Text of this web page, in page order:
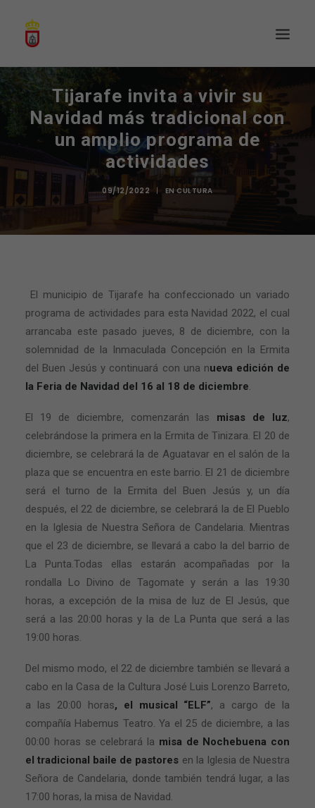
Tijarafe invita a vivir su
Navidad más tradicional con
un amplio programa de
actividades
09/12/2022 | ENCULTURA
El municipio de Tijarafe ha confeccionado un variado
programa de actividades para esta Navidad 2022, el cual
arrancaba este pasado jueves, 8 de diciembre, con la
solemnidad de la Inmaculada Concepción en la Ermita
del Buen Jesús y continuará con una nueva edición de
la Feria de Navidad del 16 al 18 de diciembre.
El 19 de diciembre, comenzarán las misas de luz,
celebrándose la primera en la Ermita de Tinizara. El 20 de
diciembre, se celebrará la de Aguatavar en el salón de la
plaza que se encuentra en este barrio. El 21 de diciembre
será el turno de la Ermita del Buen Jesús y, un día
después, el 22 de diciembre, se celebrará la de El Pueblo
en la Iglesia de Nuestra Señora de Candelaria. Mientras
que el 23 de diciembre, se llevará a cabo la del barrio de
La Punta.Todas ellas estarán acompañadas por la
rondalla Lo Divino de Tagomate y serán a las 19:30
horas, a excepción de la misa de luz de El Jesús, que
será a las 20:00 horas y la de La Punta que será a las
19:00 horas.
Del mismo modo, el 22 de diciembre también se llevará a
cabo en la Casa de la Cultura José Luis Lorenzo Barreto,
a las 20:00 horas, el musical “ELF”, a cargo de la
compañía Habemus Teatro. Ya el 25 de diciembre, a las
00:00 horas se celebrará la misa de Nochebuena con
el tradicional baile de pastores en la Iglesia de Nuestra
Señora de Candelaria, donde también tendrá lugar, a las
17:00 horas, la misa de Navidad.